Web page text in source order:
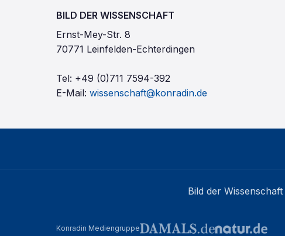
BILD DER WISSENSCHAFT
Ernst-Mey-Str. 8
70771 Leinfelden-Echterdingen
Tel: +49 (0)711 7594-392
E-Mail: wissenschaft@konradin.de
Bild der Wissenschaft
Konradin Mediengruppe